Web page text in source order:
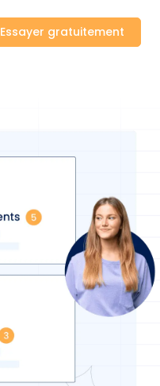
Essayer gratuitement